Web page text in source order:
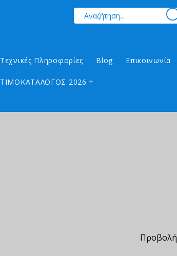
Τεχνικές Πληροφορίες Blog Επικοινωνία
ΤΙΜΟΚΑΤΑΛΟΓΟΣ 2026 +
Προβολή